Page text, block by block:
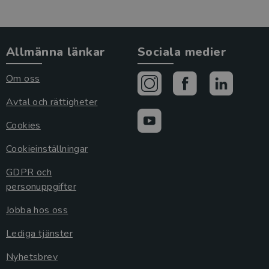
Allmänna länkar
Om oss
Avtal och rättigheter
Cookies
Cookieinställningar
GDPR och
personuppgifter
Jobba hos oss
Lediga tjänster
Nyhetsbrev
Sociala medier